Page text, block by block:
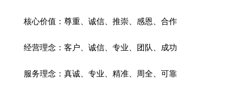
核心价值：尊重、诚信、推崇、感恩、合作
经营理念：客户、诚信、专业、团队、成功
服务理念：真诚、专业、精准、周全、可靠